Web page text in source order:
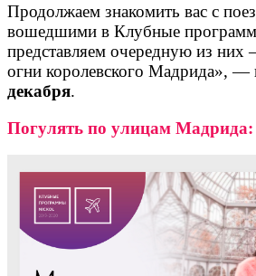
Продолжаем знакомить вас с
вошедшими в Клубные
представляем очередную из них
огни королевского Мадрида», —
декабря.
Погулять по улицам Мадрида: